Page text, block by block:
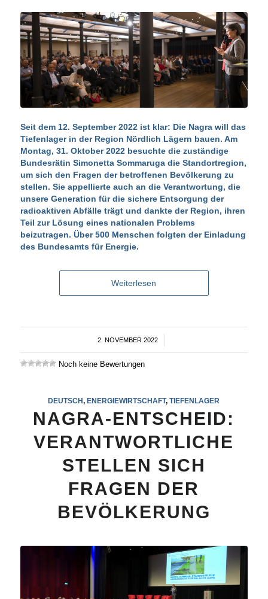
Seit dem 12. September 2022 ist klar: Die Nagra will das
Tiefenlager in der Region Nördlich Lägern bauen. Am
Montag, 31. Oktober 2022 besuchte die zuständige
Bundesrätin Simonetta Sommaruga die Standortregion,
um sich den Fragen der betroffenen Bevölkerung zu
stellen. Sie appellierte auch an die Verantwortung, die
unsere Generation für die sichere Entsorgung der
radioaktiven Abfälle trägt und dankte der Region, ihren
Teil zur Lösung eines nationalen Problems
beizutragen. Über 500 Menschen folgten der Einladung
des Bundesamts für Energie.
Weiterlesen
2. NOVEMBER 2022
/
Noch keine Bewertungen
DEUTSCH, ENERGIEWIRTSCHAFT,TIEFENLAGER
NAGRA-ENTSCHEID:
VERANTWORTLICHE
STELLEN SICH
FRAGEN DER
BEVÖLKERUNG